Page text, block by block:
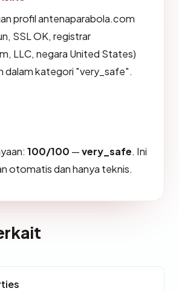
profil antenaparabola.com
SSL OK, registrar
LLC, negara United States)
dalam kategori "very_safe".
100/100 —very_safe. Ini
otomatis dan hanya teknis.